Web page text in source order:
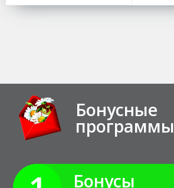
Бонусные
программы
Бонусы